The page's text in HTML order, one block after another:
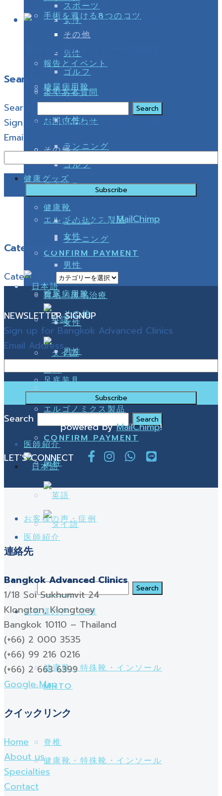
女性
男性
糖尿病用靴
女性
男性
足底装具
エルゴノミクス製品
CONFIRM PAYMENT
Search
ゴルフ
ランニング
その他
育毛・薄毛治療
歯科
医師紹介
お客様の声・症例
MHTO
健康靴・特殊靴・インソール
脊椎
手術を避ける8つのコツ
スポーツ
ゴルフ
ランニング
その他
育毛・薄毛治療
歯科
医師紹介
お客様の声・症例
MHTO
健康靴・特殊靴・インソール
スポーツ
その他
報告とイベント
よくある質問
お問い合わせ
その他
健康グッズ
健康靴
女性
男性
糖尿病用靴
女性
男性
足底装具
エルゴノミクス製品
CONFIRM PAYMENT
Search
モートン病とハイヒールの関係
Search
Search
Sign up for Bangkok Advanced Clinics
Email Address
powered byMailChimp!
Categories
Categories
NEWSLETTER SIGNUP
Sign up for Bangkok Advanced Clinics
Email Address
powered byMailChimp!
LET'S CONNECT
連絡先
Bangkok Advanced Clinics
1/18 Soi Sukhumvit 24
Klongton, Klongtoey
Bangkok 10110 – Thailand
(+66) 2 000 3535
(+66) 99 216 0216
(+66) 2 663 6399
Google Map
クイックリンク
Home
About us
Specialties
Contact